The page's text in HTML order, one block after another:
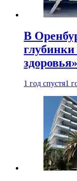
В
глубинки
здоровья»
1 год спустя1